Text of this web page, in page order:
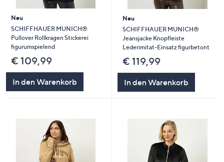
Neu
SCHIFFHAUER MUNICH®
Pullover Rollkragen Stickerei
figurumspielend
€ 109,99
In den Warenkorb
Neu
SCHIFFHAUER MUNICH®
Jeansjacke Knopfleiste
Lederimitat-Einsatz figurbetont
€ 119,99
In den Warenkorb